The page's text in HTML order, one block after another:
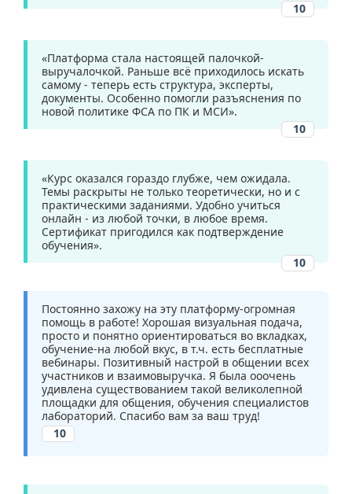
10
«Платформа стала настоящей палочкой-
выручалочкой. Раньше всё приходилось искать
самому - теперь есть структура, эксперты,
документы. Особенно помогли разъяснения по
новой политике ФСА по ПК и МСИ».
10
«Курс оказался гораздо глубже, чем ожидала.
Темы раскрыты не только теоретически, но и с
практическими заданиями. Удобно учиться
онлайн - из любой точки, в любое время.
Сертификат пригодился как подтверждение
обучения».
10
Постоянно захожу на эту платформу-огромная
помощь в работе! Хорошая визуальная подача,
просто и понятно ориентироваться во вкладках,
обучение-на любой вкус, в т.ч. есть бесплатные
вебинары. Позитивный настрой в общении всех
участников и взаимовыручка. Я была ооочень
удивлена существованием такой великолепной
площадки для общения, обучения специалистов
лабораторий. Спасибо вам за ваш труд!
10